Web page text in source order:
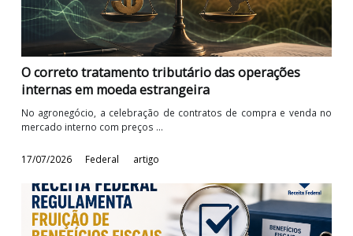
RFB regulamenta modelo de declaração para
doações dedutíveis a OSC
IRPJ e da CSLL com base no lucro ...
20/07/2026 Federal artigo